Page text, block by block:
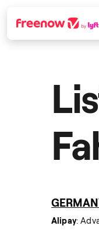
Navigation
Fußzeile
Alipay: